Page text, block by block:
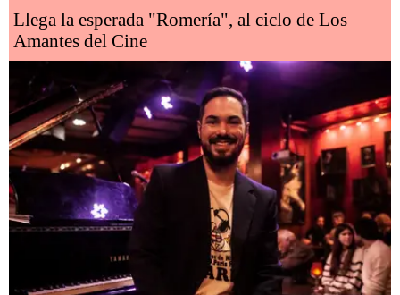
Llega la esperada "Romería", al ciclo de Los
Amantes del Cine